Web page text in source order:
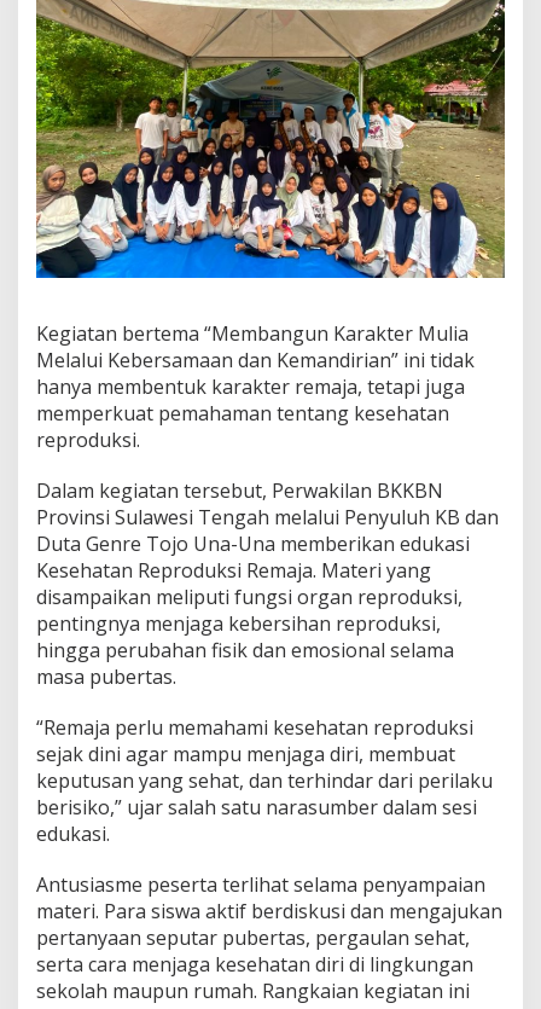
Kegiatan bertema “Membangun Karakter Mulia
Melalui Kebersamaan dan Kemandirian” ini tidak
hanya membentuk karakter remaja, tetapi juga
memperkuat pemahaman tentang kesehatan
reproduksi.
Dalam kegiatan tersebut, Perwakilan BKKBN
Provinsi Sulawesi Tengah melalui Penyuluh KB dan
Duta Genre Tojo Una-Una memberikan edukasi
Kesehatan Reproduksi Remaja. Materi yang
disampaikan meliputi fungsi organ reproduksi,
pentingnya menjaga kebersihan reproduksi,
hingga perubahan fisik dan emosional selama
masa pubertas.
“Remaja perlu memahami kesehatan reproduksi
sejak dini agar mampu menjaga diri, membuat
keputusan yang sehat, dan terhindar dari perilaku
berisiko,” ujar salah satu narasumber dalam sesi
edukasi.
Antusiasme peserta terlihat selama penyampaian
materi. Para siswa aktif berdiskusi dan mengajukan
pertanyaan seputar pubertas, pergaulan sehat,
serta cara menjaga kesehatan diri di lingkungan
sekolah maupun rumah. Rangkaian kegiatan ini